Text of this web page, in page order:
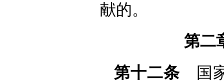
献的。
第二
第十二条国家